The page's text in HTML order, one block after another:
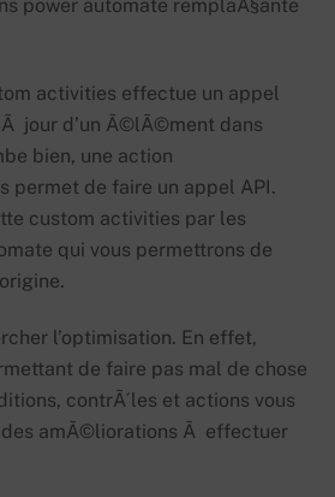
power automate remplaÃ§ante
activities effectue un appel
jour d’un Ã©lÃ©ment dans
bien, une action
permet de faire un appel API.
custom activities par les
qui vous permettrons de
l’optimisation. En effet,
de faire pas mal de chose
contrÃ´les et actions vous
amÃ©liorations Ã effectuer